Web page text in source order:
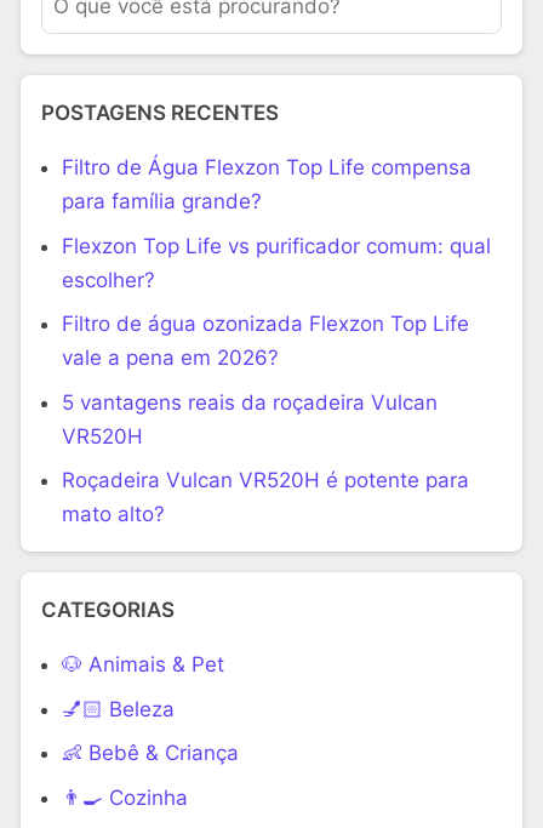
POSTAGENS RECENTES
Filtro de Água Flexzon Top Life compensa
para família grande?
Flexzon Top Life vs purificador comum: qual
escolher?
Filtro de água ozonizada Flexzon Top Life
vale a pena em 2026?
5 vantagens reais da roçadeira Vulcan
VR520H
Roçadeira Vulcan VR520H é potente para
mato alto?
CATEGORIAS
🐶 Animais & Pet
💅🏻 Beleza
👶 Bebê & Criança
👨‍🍳 Cozinha